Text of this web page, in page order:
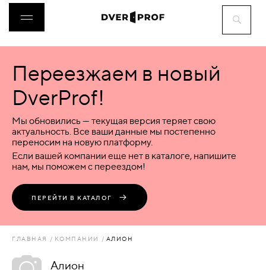
ДВЕРИ
ФУРНИТУРА
ВОРОТА
ПЕРЕГОРОДКИ
АКСЕССУАРЫ
Переезжаем в новый
DverProf!
Мы обновились — текущая версия теряет свою
актуальность. Все ваши данные мы постепенно
переносим на новую платформу.
Если вашей компании еще нет в каталоге, напишите
нам, мы поможем с переездом!
ПЕРЕЙТИ В КАТАЛОГ
ГЛАВНАЯ КОМПАНИИ АЛИОН
Алион